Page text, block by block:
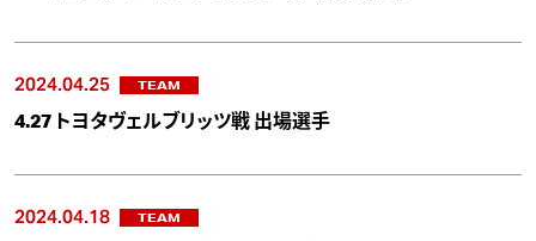
2024.04.25 TEAM
4.27 トヨタヴェルブリッツ戦 出場選手
2024.04.18 TEAM